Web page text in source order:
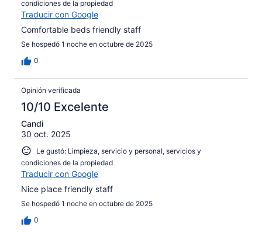
condiciones de la propiedad
Traducir con Google
Comfortable beds friendly staff
Se hospedó 1 noche en octubre de 2025
0
Opinión verificada
10/10 Excelente
Candi
30 oct. 2025
Le gustó: Limpieza, servicio y personal, servicios y
condiciones de la propiedad
Traducir con Google
Nice place friendly staff
Se hospedó 1 noche en octubre de 2025
0